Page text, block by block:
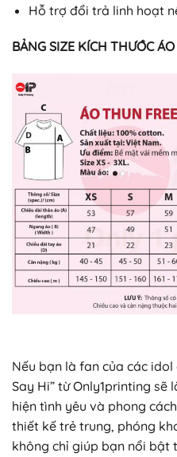
Hỗ trợ đổi trả linh hoạt
BẢNG SIZE KÍCH THƯỚC
Nếu bạn là fan của các idol
Say Hi” từ Only1printing sẽ
hiện tình yêu và phong
thiết kế trẻ trung, phóng
không chỉ giúp bạn nổi